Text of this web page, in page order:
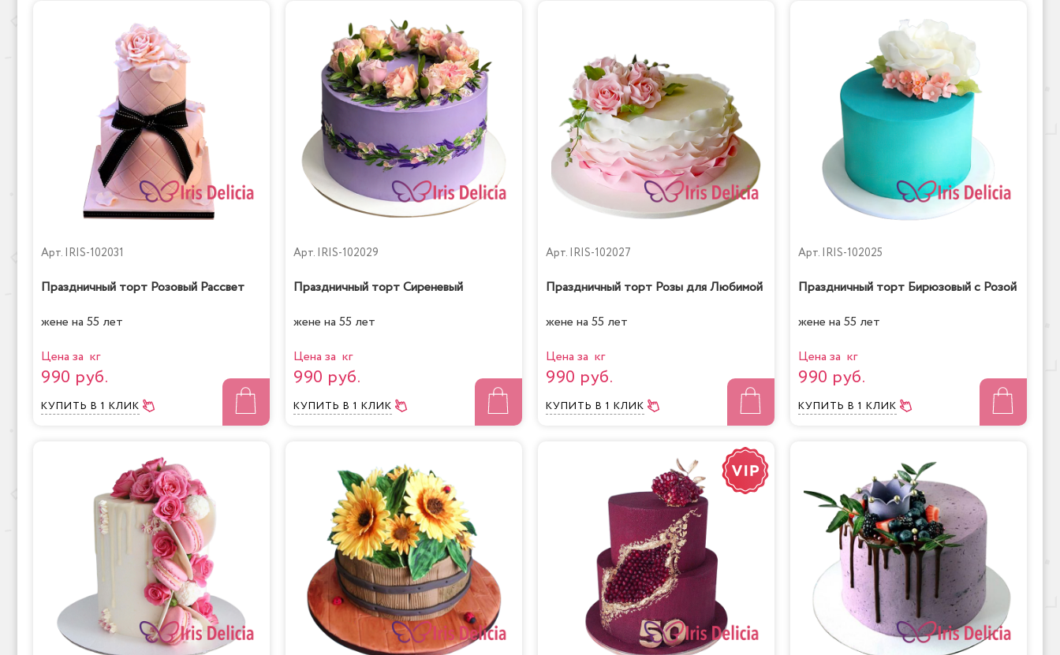
Арт. IRIS-102031
Праздничный торт Розовый Рассвет
жене на 55 лет
Цена за кг
990 руб.
КУПИТЬ В 1 КЛИК
Арт. IRIS-102029
Праздничный торт Сиреневый
жене на 55 лет
Цена за кг
990 руб.
КУПИТЬ В 1 КЛИК
Арт. IRIS-102027
Праздничный торт Розы для Любимой
жене на 55 лет
Цена за кг
990 руб.
КУПИТЬ В 1 КЛИК
Арт. IRIS-102025
Праздничный торт Бирюзовый с Розой
жене на 55 лет
Цена за кг
990 руб.
КУПИТЬ В 1 КЛИК